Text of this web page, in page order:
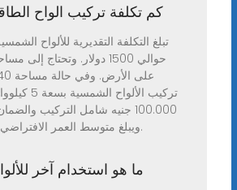
كم تكلفة تركيب الواح
تبلغ التكلفة التقديرية للألواح
تركيب
ويبلغ متوسط العمر الافتراضي للمحطة 15 سنة.
ما هو استخدام آخر